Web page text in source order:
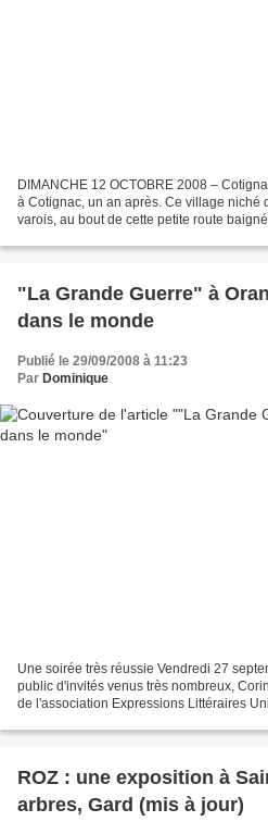
DIMANCHE 12 OCTOBRE 2008 –
à Cotignac, un an après. Ce village niché
varois, au bout de cette petite route
"La Grande Guerre" à
dans le monde
Publié le 29/09/2008 à 11:23
Par Dominique
Une soirée très réussie Vendredi 27
public d'invités venus très nombreux,
de l'association Expressions Littéraires
ROZ : une exposition à
arbres, Gard (mis à jour)